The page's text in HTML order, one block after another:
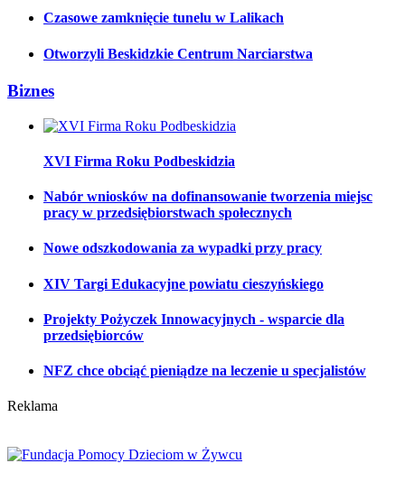
Czasowe zamknięcie tunelu w Lalikach
Otworzyli Beskidzkie Centrum Narciarstwa
Biznes
XVI Firma Roku Podbeskidzia
Nabór wniosków na dofinansowanie tworzenia miejsc
pracy w przedsiębiorstwach społecznych
Nowe odszkodowania za wypadki przy pracy
XIV Targi Edukacyjne powiatu cieszyńskiego
Projekty Pożyczek Innowacyjnych - wsparcie dla
przedsiębiorców
NFZ chce obciąć pieniądze na leczenie u specjalistów
Reklama